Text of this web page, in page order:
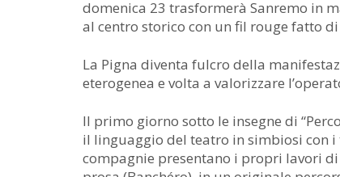
domenica 23 trasformerà Sanremo in
al centro storico con un fil rouge fatto
La Pigna diventa fulcro della
eterogenea e volta a valorizzare
Il primo giorno sotto le insegne di
il linguaggio del teatro in simbiosi con
compagnie presentano i propri lavori